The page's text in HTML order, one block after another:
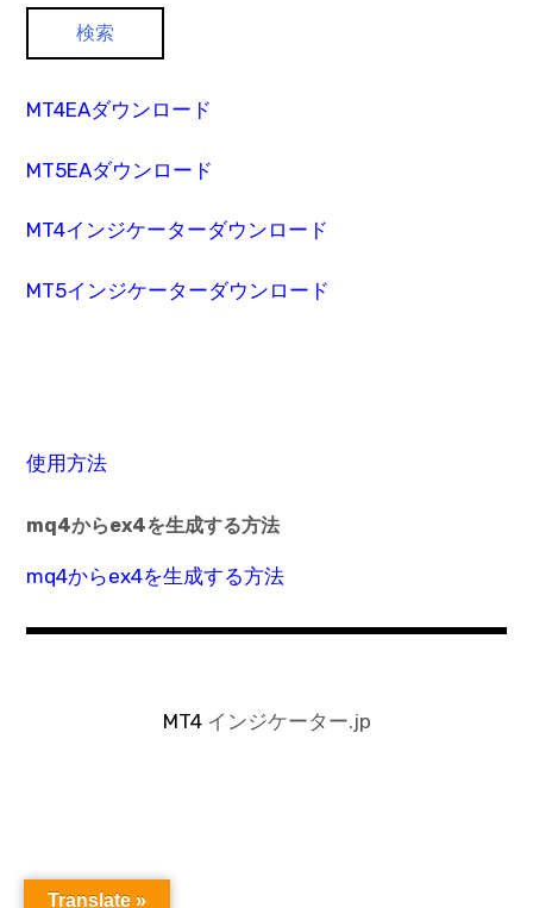
MT4EAダウンロード
MT5EAダウンロード
MT4インジケーターダウンロード
MT5インジケーターダウンロード
使用方法
mq4からex4を生成する方法
mq4からex4を生成する方法
Translate »
MT4インジケーター.jp